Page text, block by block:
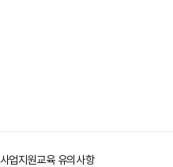
사업지원교육 유의사항